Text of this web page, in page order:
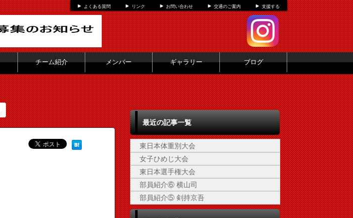
よくある質問 リンク お問い合わせ 交通のご案内 支援する
チーム紹介 メンバー ギャラリー ブログ
最近の記事一覧
東日本体重別大会
女子ひめじ大会
東日本選手権大会
部員紹介⑥ 横山司
部員紹介⑤ 剣持京吾